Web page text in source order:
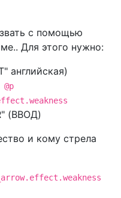
с помощью
Для этого нужно:
английская)
(ВВОД)
и кому стрела